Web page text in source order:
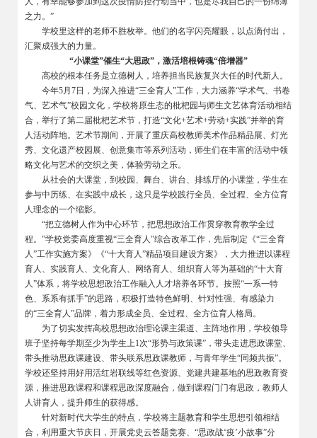
之力。”
学校里这样的老师不胜枚举。他们的名字闪亮耀眼，以点滴付出，
汇聚成强大的力量。
“小课堂”催生“大思政”，激活培根铸魂“倍增器”
高校的根本任务是立德树人，培养担当民族复兴大任的时代新人。
今年5月7日，为深入推进“三全育人”工作，大力涵养“学术气、书卷
气、艺术气”校园文化，学校将原生态的枇杷园与师生文艺体育活动相结
合，举行了第二届枇杷艺术节，打造“文化+艺术+劳动+实践”并举的育
人活动阵地。艺术节期间，开展了重庆高校教师美术作品精品展、灯光
秀、文化遗产校园展、创意集市等系列活动，师生们在丰富的活动中领
略文化与艺术的交织之美，体验劳动之乐。
从社会的大课堂，到校园、舞台、讲台、排练厅的小课堂，学生在
参与中历练、在实践中成长，这只是学校践行全员、全过程、全方位育
人理念的一个缩影。
“把立德树人作为中心环节，把思想政治工作贯穿教育教学全过
程。”学校党委高度重视“三全育人”综合改革工作，先后制定《“三全育
人”工作实施方案》《“十大育人”精品项目建设方案》，大力推进以课程
育人、实践育人、文化育人、网络育人、组织育人等为基础的“十大育
人”体系，将学校思想政治工作融入人才培养各环节。按照“一系一特
色、系系有抓手”的思路，积极打造特色鲜明、针对性强、有感染力
的“三全育人”品牌，着力形成全员、全过程、全方位育人格局。
为了切实发挥高校思想政治理论课主渠道、主阵地作用，学校领导
班子坚持每学期至少为学生上1次“形势与政策课”，带头走进思政课堂、
带头推动思政课建设、带头联系思政课教师，与青年学生“同频共振”。
学校还坚持用好用活红岩联线等红色资源、党建共建基地的思政教育资
源，推进思政课程和课程思政深度融合，做到课程门门有思政，教师人
人讲育人，提升师生的获得感。
针对新时代大学生的特点，学校将主题教育和学生思想引领相结
合，利用重大节庆日，开展党史云答题竞赛、“思政战‘疫’小故事”分